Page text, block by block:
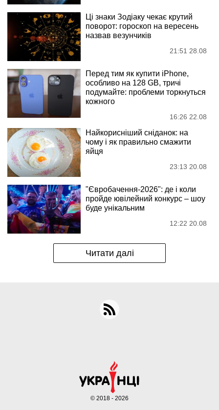
Ці знаки Зодіаку чекає крутий
поворот: гороскоп на вересень
назвав везунчиків
21:51 28.08
Перед тим як купити iPhone,
особливо на 128 GB, тричі
подумайте: проблеми торкнуться
кожного
16:26 22.08
Найкорисніший сніданок: на
чому і як правильно смажити
яйця
23:13 20.08
"Євробачення-2026": де і коли
пройде ювілейний конкурс – шоу
буде унікальним
12:22 20.08
Читати далі
© 2018 - 2026